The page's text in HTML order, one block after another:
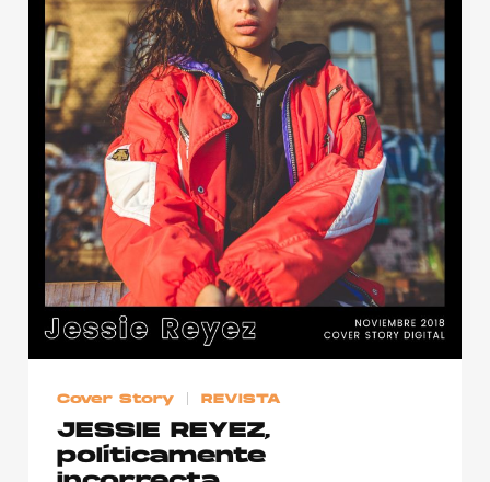
Cover Story REVISTA
JESSIE REYEZ,
políticamente